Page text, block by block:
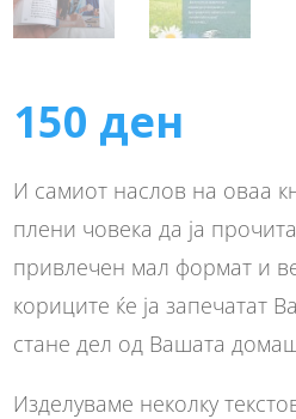
150 ден
И самиот наслов на оваа
плени човека да ја
привлечен мал формат и
кориците ќе ја запечатат
стане дел од Вашата
Изделуваме неколку